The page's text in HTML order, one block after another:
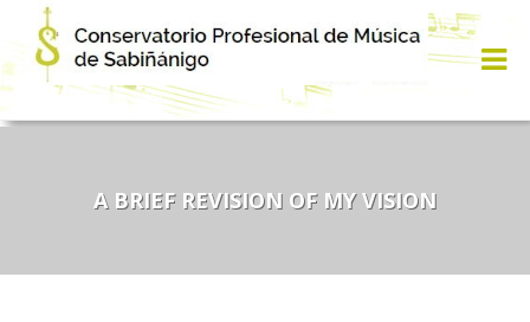
A BRIEF REVISION OF MY VISION